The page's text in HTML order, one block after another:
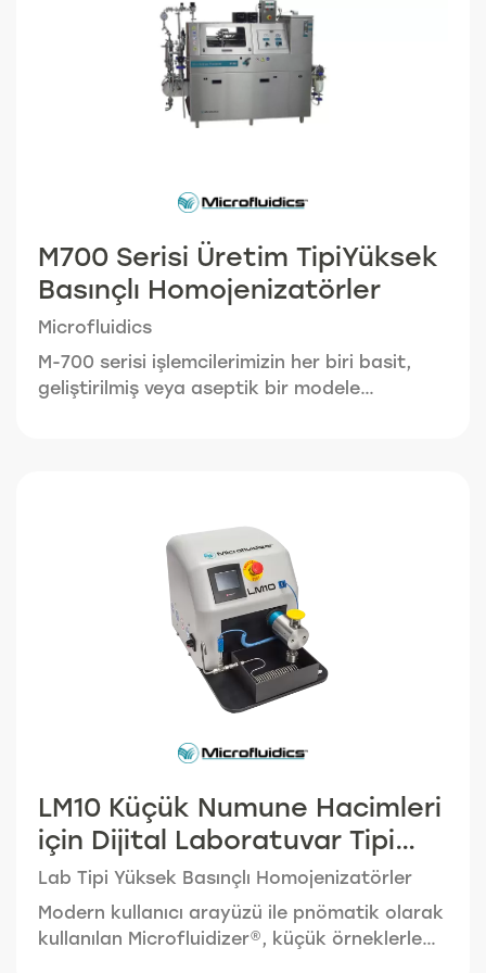
M700 Serisi Üretim TipiYüksek
Basınçlı Homojenizatörler
Microfluidics
M-700 serisi işlemcilerimizin her biri basit,
geliştirilmiş veya aseptik bir modele
nanosensupansiyonlar, lipozomlar ve aktif
maddelerin nanokapsülasyonuna olanak
tanıyan düzgün damlacık ve partikül boyutu
küçültülmesine (genellikle sub-mikron) neden
olur. Üretim ölçeğindeki işlemciler aynı
çalışma koşullarında laboratuvar veya pilot
makinelerden kesintisiz ölçeklendirme için
LM10 Küçük Numune Hacimleri
için Dijital Laboratuvar Tipi
Yüksek Basınçlı
Homojenizatör
Lab Tipi Yüksek Basınçlı Homojenizatörler
Modern kullanıcı arayüzü ile pnömatik olarak
kullanılan Microfluidizer®, küçük örneklerle